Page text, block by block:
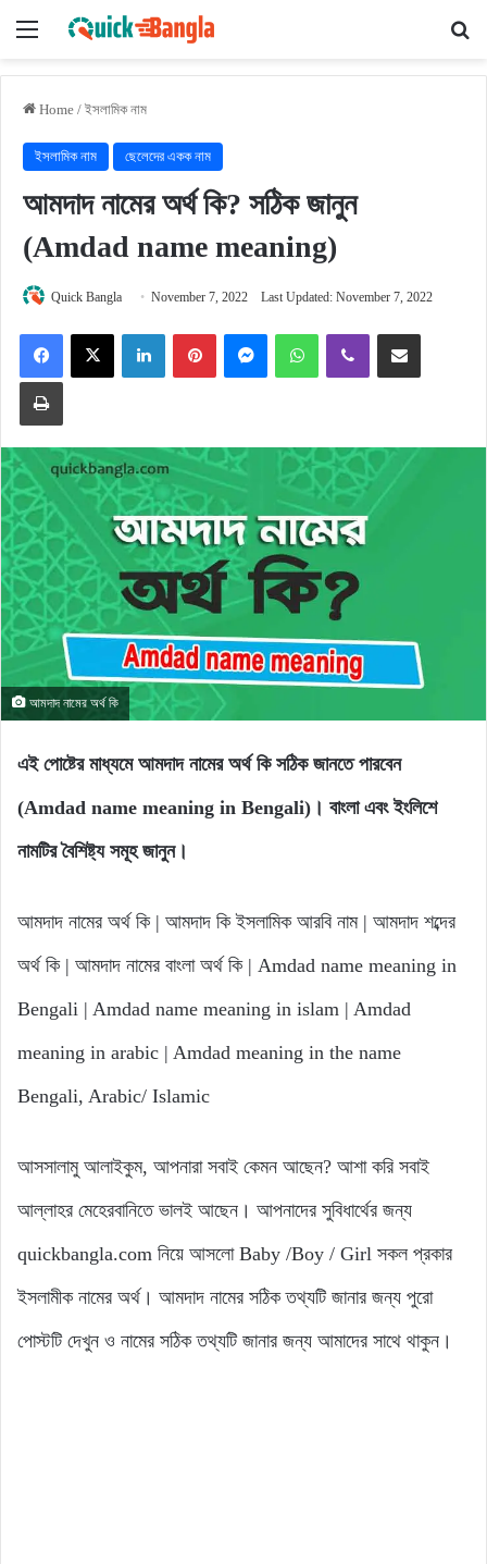
Menu
Home / ইসলামিক নাম
ইসলামিক নাম ছেলেদের একক নাম
আমদাদ নামের অর্থ কি? সঠিক জানুন
(Amdad name meaning)
Quick Bangla November 7, 2022 Last Updated: November 7, 2022
FacebookX LinkedInPinterestMessengerWhatsAppViber Share via Email
Print
আমদাদ নামের অর্থ কি
এই পোষ্টের মাধ্যমে আমদাদ নামের অর্থ কি সঠিক জানতে পারবেন
(Amdad name meaning in Bengali)। বাংলা এবং ইংলিশে
নামটির বৈশিষ্ট্য সমূহ জানুন।
আমদাদ নামের অর্থ কি | আমদাদ কি ইসলামিক আরবি নাম | আমদাদ শব্দের
অর্থ কি | আমদাদ নামের বাংলা অর্থ কি | Amdad name meaning in
Bengali | Amdad name meaning in islam | Amdad
meaning in arabic | Amdad meaning in the name
Bengali, Arabic/ Islamic
আসসালামু আলাইকুম, আপনারা সবাই কেমন আছেন? আশা করি সবাই
আল্লাহর মেহেরবানিতে ভালই আছেন। আপনাদের সুবিধার্থের জন্য
quickbangla.com নিয়ে আসলো Baby /Boy / Girl সকল প্রকার
ইসলামীক নামের অর্থ। আমদাদ নামের সঠিক তথ্যটি জানার জন্য পুরো
পোস্টটি দেখুন ও নামের সঠিক তথ্যটি জানার জন্য আমাদের সাথে থাকুন।